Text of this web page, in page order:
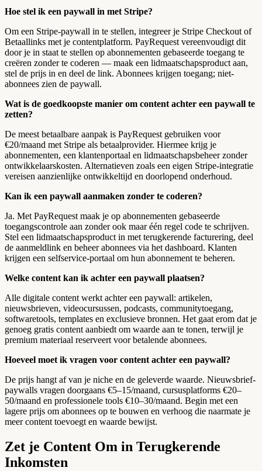
Hoe stel ik een paywall in met Stripe?
Om een Stripe-paywall in te stellen, integreer je Stripe Checkout of
Betaallinks met je contentplatform. PayRequest vereenvoudigt dit
door je in staat te stellen op abonnementen gebaseerde toegang te
creëren zonder te coderen — maak een lidmaatschapsproduct aan,
stel de prijs in en deel de link. Abonnees krijgen toegang; niet-
abonnees zien de paywall.
Wat is de goedkoopste manier om content achter een paywall te
zetten?
De meest betaalbare aanpak is PayRequest gebruiken voor
€20/maand met Stripe als betaalprovider. Hiermee krijg je
abonnementen, een klantenportaal en lidmaatschapsbeheer zonder
ontwikkelaarskosten. Alternatieven zoals een eigen Stripe-integratie
vereisen aanzienlijke ontwikkeltijd en doorlopend onderhoud.
Kan ik een paywall aanmaken zonder te coderen?
Ja. Met PayRequest maak je op abonnementen gebaseerde
toegangscontrole aan zonder ook maar één regel code te schrijven.
Stel een lidmaatschapsproduct in met terugkerende facturering, deel
de aanmeldlink en beheer abonnees via het dashboard. Klanten
krijgen een selfservice-portaal om hun abonnement te beheren.
Welke content kan ik achter een paywall plaatsen?
Alle digitale content werkt achter een paywall: artikelen,
nieuwsbrieven, videocursussen, podcasts, communitytoegang,
softwaretools, templates en exclusieve bronnen. Het gaat erom dat je
genoeg gratis content aanbiedt om waarde aan te tonen, terwijl je
premium materiaal reserveert voor betalende abonnees.
Hoeveel moet ik vragen voor content achter een paywall?
De prijs hangt af van je niche en de geleverde waarde. Nieuwsbrief-
paywalls vragen doorgaans €5–15/maand, cursusplatforms €20–
50/maand en professionele tools €10–30/maand. Begin met een
lagere prijs om abonnees op te bouwen en verhoog die naarmate je
meer content toevoegt en waarde bewijst.
Zet je Content Om in Terugkerende
Inkomsten